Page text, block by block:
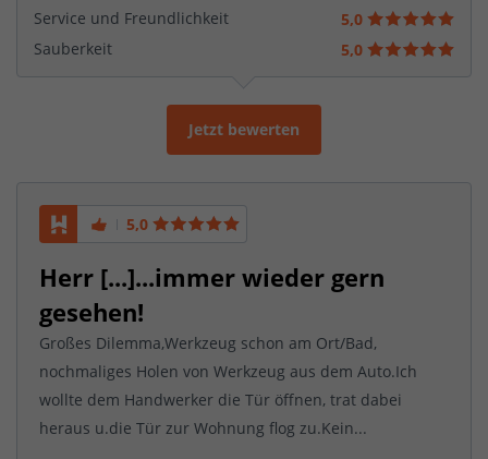
Service und Freundlichkeit
5,0
Sauberkeit
5,0
Jetzt bewerten
5,0
Herr [...]...immer wieder gern
gesehen!
Großes Dilemma,Werkzeug schon am Ort/Bad,
nochmaliges Holen von Werkzeug aus dem Auto.Ich
wollte dem Handwerker die Tür öffnen, trat dabei
heraus u.die Tür zur Wohnung flog zu.Kein...